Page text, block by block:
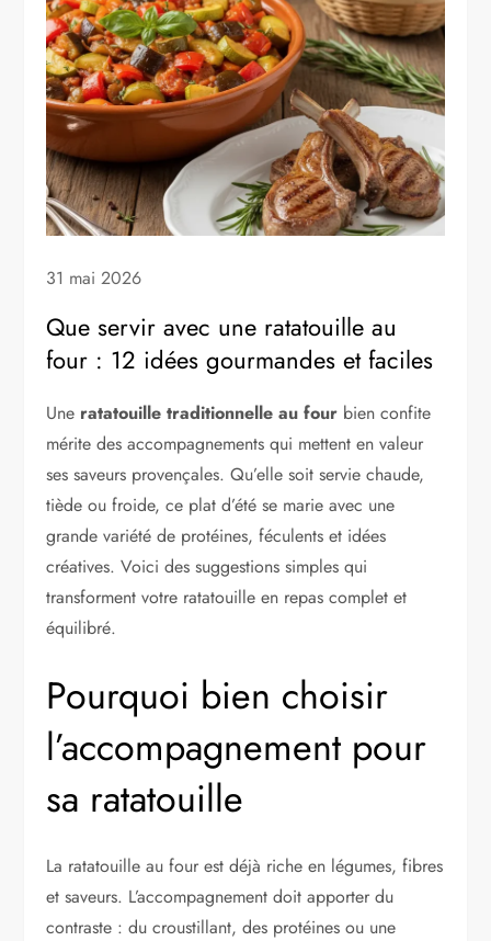
31 mai 2026
Que servir avec une ratatouille au
four : 12 idées gourmandes et faciles
Une ratatouille traditionnelle au four bien confite
mérite des accompagnements qui mettent en valeur
ses saveurs provençales. Qu’elle soit servie chaude,
tiède ou froide, ce plat d’été se marie avec une
grande variété de protéines, féculents et idées
créatives. Voici des suggestions simples qui
transforment votre ratatouille en repas complet et
équilibré.
Pourquoi bien choisir
l’accompagnement pour
sa ratatouille
La ratatouille au four est déjà riche en légumes, fibres
et saveurs. L’accompagnement doit apporter du
contraste : du croustillant, des protéines ou une